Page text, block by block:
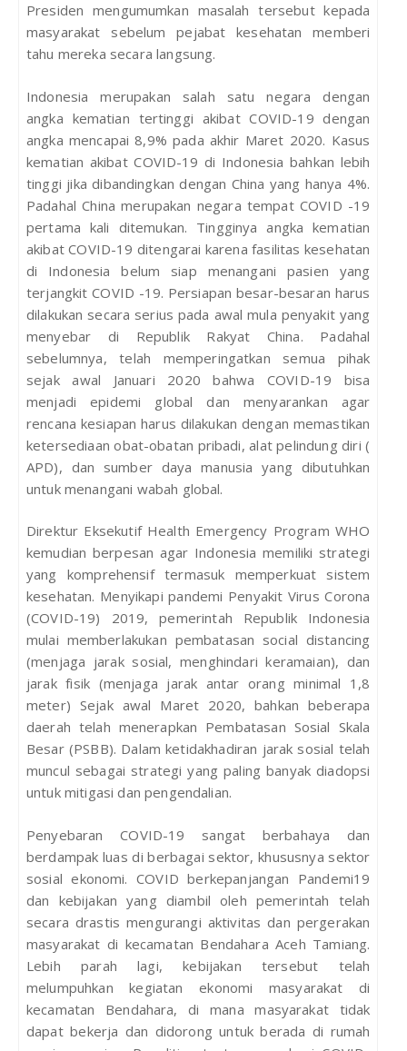
Presiden mengumumkan masalah tersebut kepada
masyarakat sebelum pejabat kesehatan memberi
tahu mereka secara langsung.
Indonesia merupakan salah satu negara dengan
angka kematian tertinggi akibat COVID-19 dengan
angka mencapai 8,9% pada akhir Maret 2020. Kasus
kematian akibat COVID-19 di Indonesia bahkan lebih
tinggi jika dibandingkan dengan China yang hanya 4%.
Padahal China merupakan negara tempat COVID -19
pertama kali ditemukan. Tingginya angka kematian
akibat COVID-19 ditengarai karena fasilitas kesehatan
di Indonesia belum siap menangani pasien yang
terjangkit COVID -19. Persiapan besar-besaran harus
dilakukan secara serius pada awal mula penyakit yang
menyebar di Republik Rakyat China. Padahal
sebelumnya, telah memperingatkan semua pihak
sejak awal Januari 2020 bahwa COVID-19 bisa
menjadi epidemi global dan menyarankan agar
rencana kesiapan harus dilakukan dengan memastikan
ketersediaan obat-obatan pribadi, alat pelindung diri (
APD), dan sumber daya manusia yang dibutuhkan
untuk menangani wabah global.
Direktur Eksekutif Health Emergency Program WHO
kemudian berpesan agar Indonesia memiliki strategi
yang komprehensif termasuk memperkuat sistem
kesehatan. Menyikapi pandemi Penyakit Virus Corona
(COVID-19) 2019, pemerintah Republik Indonesia
mulai memberlakukan pembatasan social distancing
(menjaga jarak sosial, menghindari keramaian), dan
jarak fisik (menjaga jarak antar orang minimal 1,8
meter) Sejak awal Maret 2020, bahkan beberapa
daerah telah menerapkan Pembatasan Sosial Skala
Besar (PSBB). Dalam ketidakhadiran jarak sosial telah
muncul sebagai strategi yang paling banyak diadopsi
untuk mitigasi dan pengendalian.
Penyebaran COVID-19 sangat berbahaya dan
berdampak luas di berbagai sektor, khususnya sektor
sosial ekonomi. COVID berkepanjangan Pandemi19
dan kebijakan yang diambil oleh pemerintah telah
secara drastis mengurangi aktivitas dan pergerakan
masyarakat di kecamatan Bendahara Aceh Tamiang.
Lebih parah lagi, kebijakan tersebut telah
melumpuhkan kegiatan ekonomi masyarakat di
kecamatan Bendahara, di mana masyarakat tidak
dapat bekerja dan didorong untuk berada di rumah